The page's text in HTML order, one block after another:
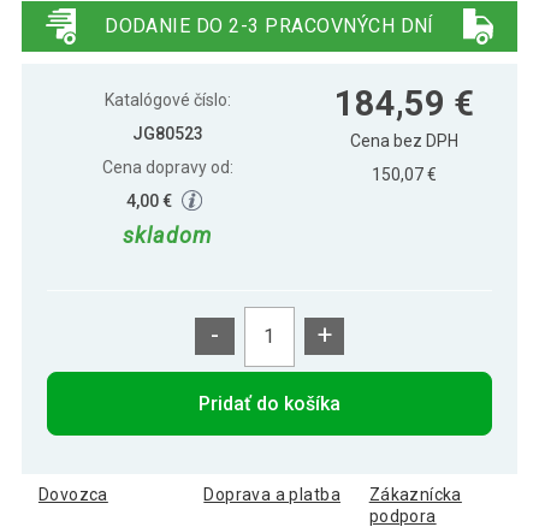
80 l, 2 kW
259,49 €
AQUAMARIN Elektrický závesný
ohrievač vody 100 L, biely
289,59 €
DODANIE DO 2-3 PRACOVNÝCH DNÍ
Katalógové číslo:
JG80523
Cena dopravy od:
4,00 €
skladom
184,59 €
Cena bez DPH
150,07 €
- +
Pridať do košíka
Dovozca Doprava a platba
Zákaznícka
podpora